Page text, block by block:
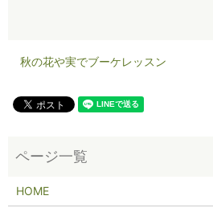
秋の花や実でブーケレッスン
HOME